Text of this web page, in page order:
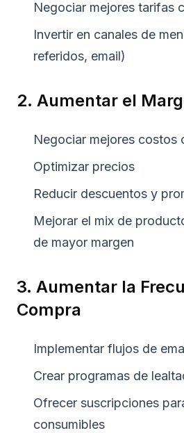
Negociar mejores tarifas
Invertir en canales de
referidos, email)
2. Aumentar el
Negociar mejores costos
Optimizar precios
Reducir descuentos y
Mejorar el mix de
de mayor margen
3. Aumentar la
Compra
Implementar flujos de
Crear programas de
Ofrecer suscripciones
consumibles